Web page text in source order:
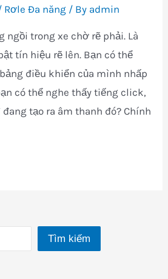
Tìm kiếm
Rơle Đa năng / By admin
ngồi trong xe chờ rẽ phải. Là
tín hiệu rẽ lên. Bạn có thể
điều khiển của mình nhấp
có thể nghe thấy tiếng click,
tạo ra âm thanh đó? Chính